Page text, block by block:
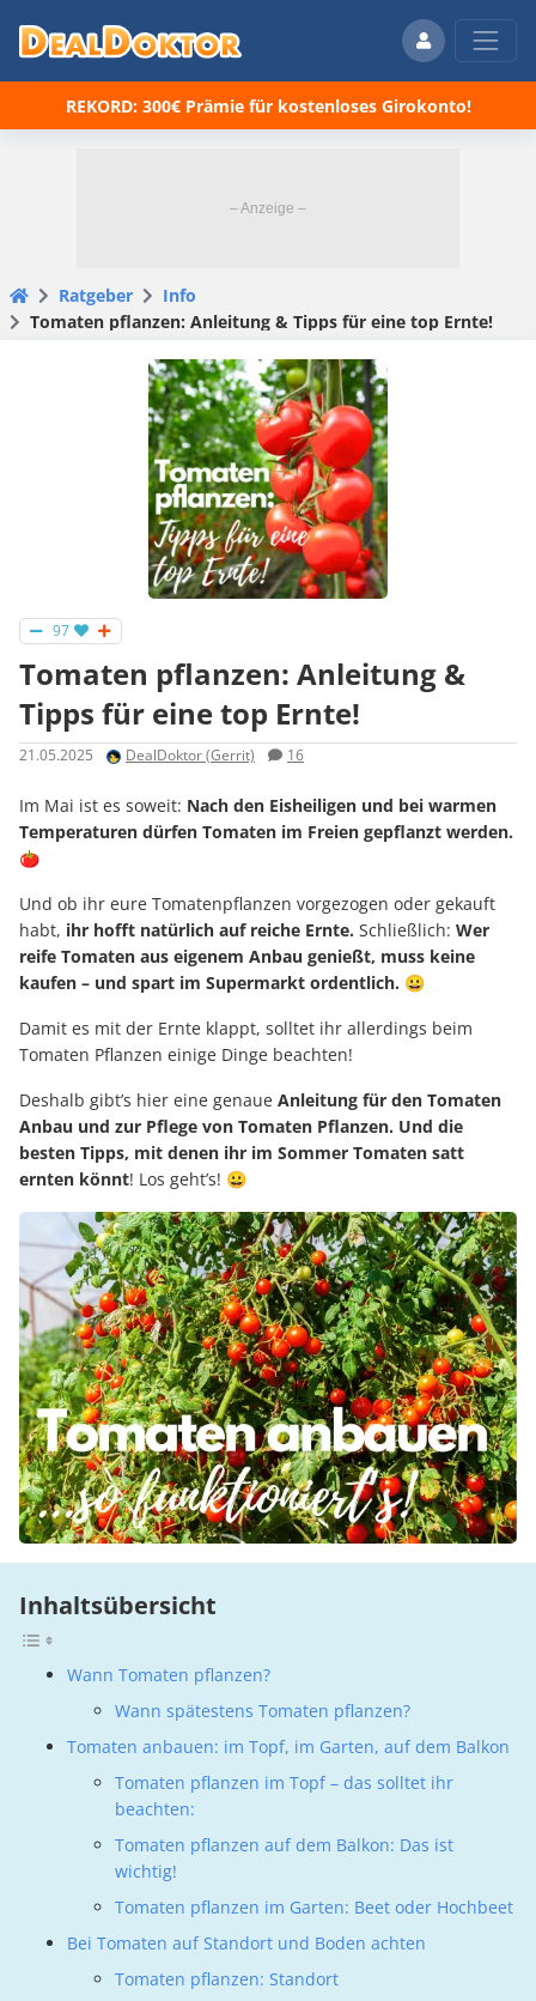
REKORD: 300€ Prämie für kostenloses Girokonto!
Ratgeber
Info
Tomaten pflanzen: Anleitung & Tipps für eine top Ernte!
97
Tomaten pflanzen: Anleitung &
Tipps für eine top Ernte!
21.05.2025 DealDoktor (Gerrit) 16
Im Mai ist es soweit: Nach den Eisheiligen und bei warmen
Temperaturen dürfen Tomaten im Freien gepflanzt werden.
🍅
Und ob ihr eure Tomatenpflanzen vorgezogen oder gekauft
habt, ihr hofft natürlich auf reiche Ernte. Schließlich: Wer
reife Tomaten aus eigenem Anbau genießt, muss keine
kaufen – und spart im Supermarkt ordentlich. 😀
Damit es mit der Ernte klappt, solltet ihr allerdings beim
Tomaten Pflanzen einige Dinge beachten!
Deshalb gibt’s hier eine genaue Anleitung für den Tomaten
Anbau und zur Pflege von Tomaten Pflanzen. Und die
besten Tipps, mit denen ihr im Sommer Tomaten satt
ernten könnt! Los geht’s! 😀
Inhaltsübersicht
Wann Tomaten pflanzen?
Wann spätestens Tomaten pflanzen?
Tomaten anbauen: im Topf, im Garten, auf dem Balkon
Tomaten pflanzen im Topf – das solltet ihr
beachten:
Tomaten pflanzen auf dem Balkon: Das ist
wichtig!
Tomaten pflanzen im Garten: Beet oder Hochbeet
Bei Tomaten auf Standort und Boden achten
Tomaten pflanzen: Standort